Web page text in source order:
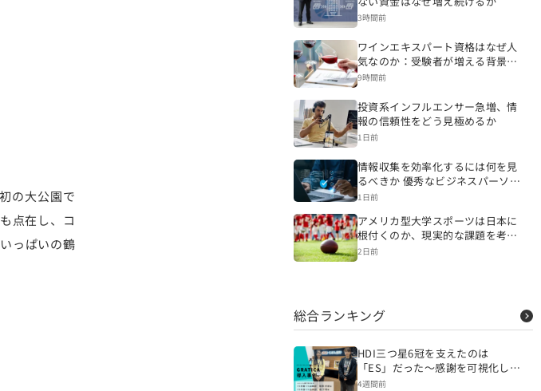
の大公園で
点在し、コ
っぱいの鶴
3時間前
ワインエキスパート資格はなぜ人
気なのか：受験者が増える背景を
読み解く
9時間前
投資系インフルエンサー急増、情
報の信頼性をどう見極めるか
1日前
情報収集を効率化するには何を見
るべきか 優秀なビジネスパーソン
の情報源と仕事への生かし方
1日前
アメリカ型大学スポーツは日本に
根付くのか、現実的な課題を考え
る
2日前
総合ランキング
HDI三つ星6冠を支えたのは
「ES」だった～感謝を可視化し、
CSを変える組織づくりへ～
4週間前